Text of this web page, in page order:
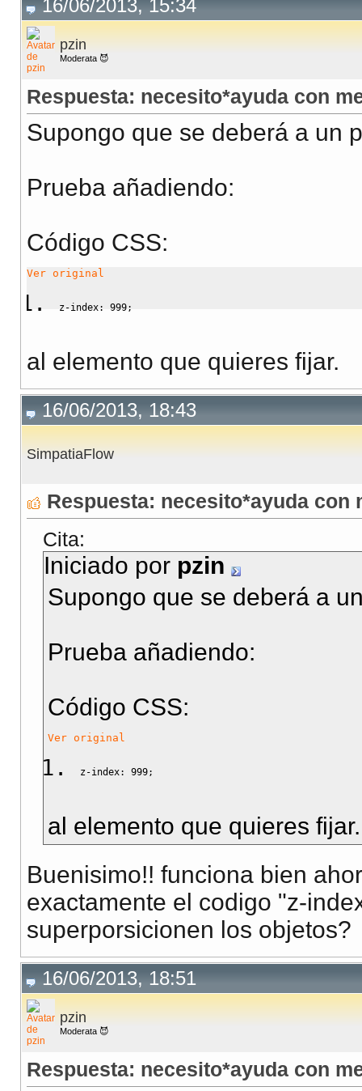
16/06/2013, 15:34
pzin
Moderata 😈
Respuesta: necesito*ayuda con
Supongo que se deberá a un
Prueba añadiendo:
Código CSS:
Ver original
z-index: 999;
al elemento que quieres fijar.
16/06/2013, 18:43
SimpatiaFlow
Respuesta: necesito*ayuda con
Cita:
Iniciado por pzin
Supongo que se deberá a
Prueba añadiendo:
Código CSS:
Ver original
z-index: 999;
al elemento que quieres fijar.
Buenisimo!! funciona bien
exactamente el codigo "z-
superporsicionen los objetos?
16/06/2013, 18:51
pzin
Moderata 😈
Respuesta: necesito*ayuda con